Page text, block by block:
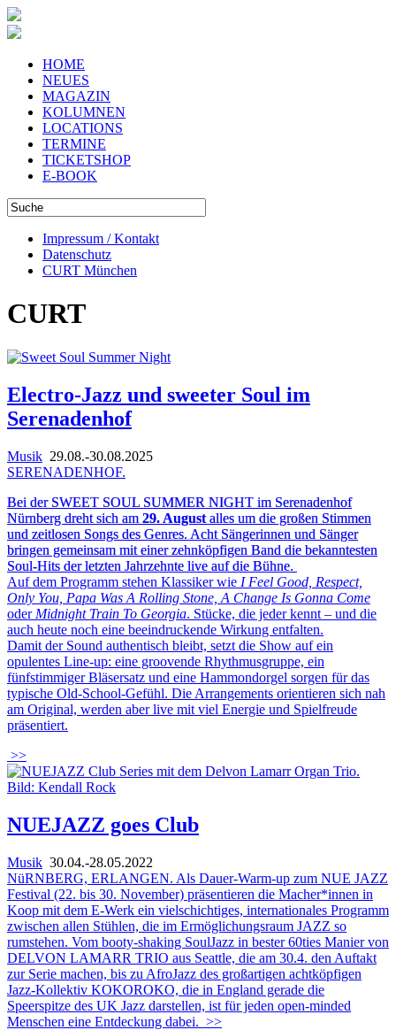
HOME
NEUES
MAGAZIN
KOLUMNEN
LOCATIONS
TERMINE
TICKETSHOP
E-BOOK
Impressum / Kontakt
Datenschutz
CURT München
CURT
Electro-Jazz und sweeter Soul im
Serenadenhof
Musik 29.08.-30.08.2025
SERENADENHOF.
Bei der SWEET SOUL SUMMER NIGHT im Serenadenhof
Nürnberg dreht sich am 29. Augustalles um die großen Stimmen
und zeitlosen Songs des Genres. Acht Sängerinnen und Sänger
bringen gemeinsam mit einer zehnköpfigen Band die bekanntesten
Soul-Hits der letzten Jahrzehnte live auf die Bühne.
Auf dem Programm stehen Klassiker wie I Feel Good, Respect,
Only You, Papa Was A Rolling Stone, A Change Is Gonna Come
oder Midnight Train To Georgia. Stücke, die jeder kennt – und die
auch heute noch eine beeindruckende Wirkung entfalten.
Damit der Sound authentisch bleibt, setzt die Show auf ein
opulentes Line-up: eine groovende Rhythmusgruppe, ein
fünfstimmiger Bläsersatz und eine Hammondorgel sorgen für das
typische Old-School-Gefühl. Die Arrangements orientieren sich nah
am Original, werden aber live mit viel Energie und Spielfreude
präsentiert.
>>
NUEJAZZ goes Club
Musik 30.04.-28.05.2022
NüRNBERG, ERLANGEN. Als Dauer-Warm-up zum NUE JAZZ
Festival (22. bis 30. November) präsentieren die Macher*innen in
Koop mit dem E-Werk ein vielschichtiges, internationales Programm
zwischen allen Stühlen, die im Ermöglichungsraum JAZZ so
rumstehen. Vom booty-shaking SoulJazz in bester 60ties Manier von
DELVON LAMARR TRIO aus Seattle, die am 30.4. den Auftakt
zur Serie machen, bis zu AfroJazz des großartigen achtköpfigen
Jazz-Kollektiv KOKOROKO, die in England gerade die
Speerspitze des UK Jazz darstellen, ist für jeden open-minded
Menschen eine Entdeckung dabei. >>